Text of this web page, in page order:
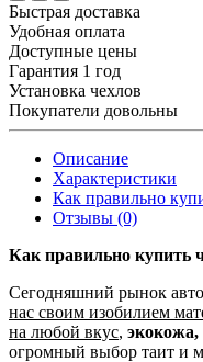
Быстрая доставка
Удобная оплата
Доступные цены
Гарантия 1 год
Установка чехлов
Покупатели довольны
Описание
Характеристики
Как правильно
Отзывы (0)
Как правильно купить
Сегодняшний рынок
нас своим изобилием
на любой вкус,
огромный выбор таит и